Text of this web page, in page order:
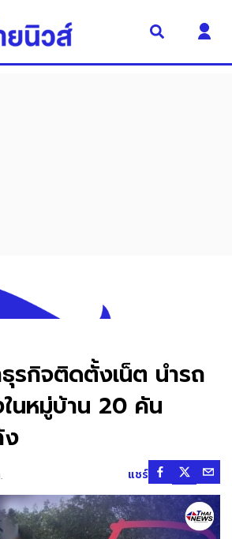
รกิจติดตั้งเน็ต นำรถ
นหมู่บ้าน 20 คัน
แชร์